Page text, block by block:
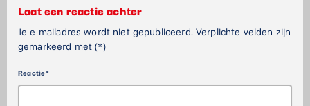
Laat een reactie achter
Je e-mailadres wordt niet gepubliceerd. Verplichte velden zijn
gemarkeerd met (*)
Reactie*